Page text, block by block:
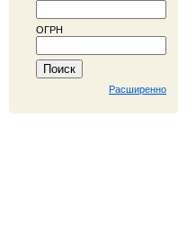
ОГРН
Расширенно